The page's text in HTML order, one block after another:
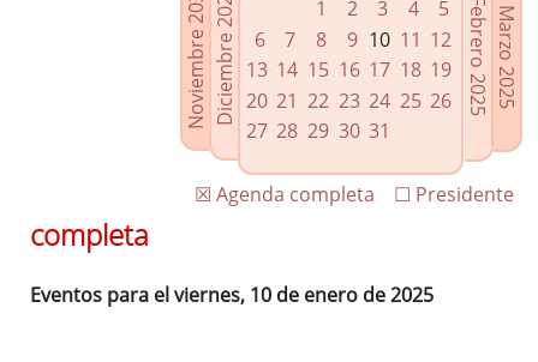
Enlaces relacionados
Agenda de Presidencia
Plenos provinciales y Juntas de gobierno
Oficina de Proyectos Europeos
Noviembre 2024Diciembre 2024
1
2 3 4
5
6
7 8 9 10 11 12
13 14 15 16 17 18 19
20 21 22 23 24 25 26
27 28 29 30 31
Marzo 2025
Febrero 2025
☐ Presidente
☒ Agenda completa
completa
Eventos para el viernes, 10 de enero de 2025